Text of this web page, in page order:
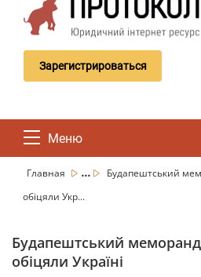
Зарегистрироваться
Меню
Главная ...
Будапештський
обіцяли Укр...
Будапештський
обіцяли Україні